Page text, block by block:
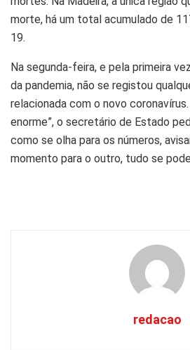
morte, há um total acumulado de
19.
Na segunda-feira, e pela primeira
da pandemia, não se registou
relacionada com o novo
enorme”, o secretário de Estado
como se olha para os números,
momento para o outro, tudo se
redacao